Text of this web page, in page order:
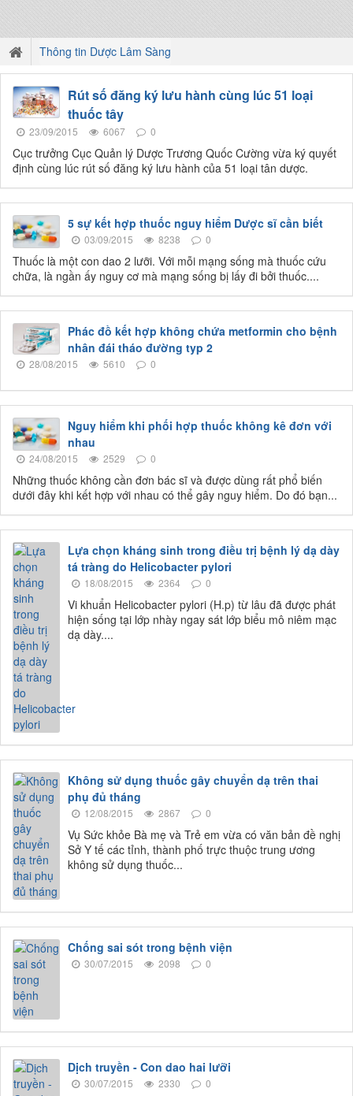
Thông tin Dược Lâm Sàng
Rút số đăng ký lưu hành cùng lúc 51 loại
thuốc tây
23/09/2015 6067 0
Cục trưởng Cục Quản lý Dược Trương Quốc Cường vừa ký quyết
định cùng lúc rút số đăng ký lưu hành của 51 loại tân dược.
5 sự kết hợp thuốc nguy hiểm Dược sĩ cần biết
03/09/2015 8238 0
Thuốc là một con dao 2 lưỡi. Với mỗi mạng sống mà thuốc cứu
chữa, là ngần ấy nguy cơ mà mạng sống bị lấy đi bởi thuốc....
Phác đồ kết hợp không chứa metformin cho bệnh
nhân đái tháo đường typ 2
28/08/2015 5610 0
Nguy hiểm khi phối hợp thuốc không kê đơn với
nhau
24/08/2015 2529 0
Những thuốc không cần đơn bác sĩ và được dùng rất phổ biến
dưới đây khi kết hợp với nhau có thể gây nguy hiểm. Do đó bạn...
Lựa chọn kháng sinh trong điều trị bệnh lý dạ dày
tá tràng do Helicobacter pylori
18/08/2015 2364 0
Vi khuẩn Helicobacter pylori (H.p) từ lâu đã được phát
hiện sống tại lớp nhày ngay sát lớp biểu mô niêm mạc
dạ dày....
Không sử dụng thuốc gây chuyển dạ trên thai
phụ đủ tháng
12/08/2015 2867 0
Vụ Sức khỏe Bà mẹ và Trẻ em vừa có văn bản đề nghị
Sở Y tế các tỉnh, thành phố trực thuộc trung ương
không sử dụng thuốc...
Chống sai sót trong bệnh viện
30/07/2015 2098 0
Dịch truyền - Con dao hai lưỡi
30/07/2015 2330 0